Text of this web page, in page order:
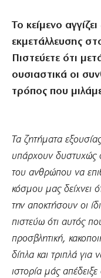
Το κείμενο
εκμετάλλευσης
Πιστεύετε ότι
ουσιαστικά οι
τρόπος που
Τα ζητήματα
υπάρχουν δυστυχώς
του ανθρώπου να
κόσμου μας δείχνει
την αποκτήσουν οι
πιστεύω ότι αυτός
προσβλητική,
δίπλα και τριπλά
ιστορία μάς